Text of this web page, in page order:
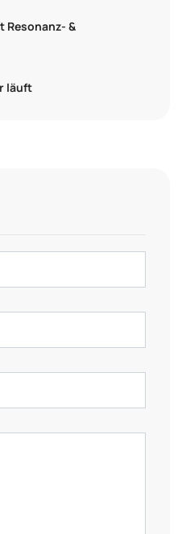
Resonanz- &
läuft